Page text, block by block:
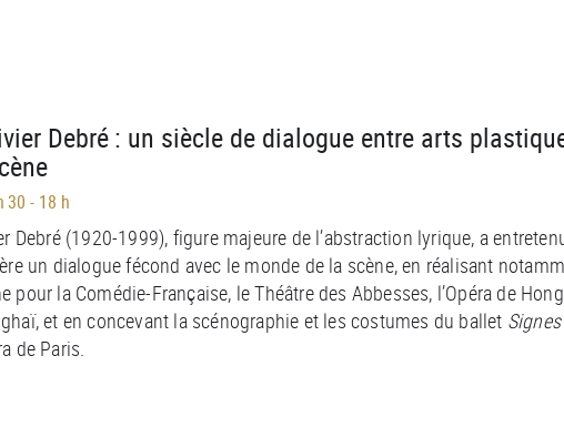
Debré : un siècle de dialogue entre arts
30 - 18 h
Debré (1920-1999), figure majeure de l’abstraction lyrique, a
un dialogue fécond avec le monde de la scène, en réalisant
pour la Comédie-Française, le Théâtre des Abbesses, l’Opéra de
et en concevant la scénographie et les costumes du ballet Signes
de Paris.